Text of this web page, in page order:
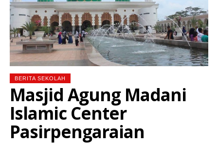
BERITA SEKOLAH
Masjid Agung Madani
Islamic Center
Pasirpengaraian